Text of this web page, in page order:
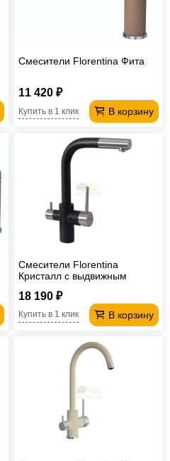
Смесители Florentina Фита
11 420 ₽
В корзину
Купить в 1 клик
Смесители Florentina
Кристалл с выдвижным
18 190 ₽
В корзину
Купить в 1 клик